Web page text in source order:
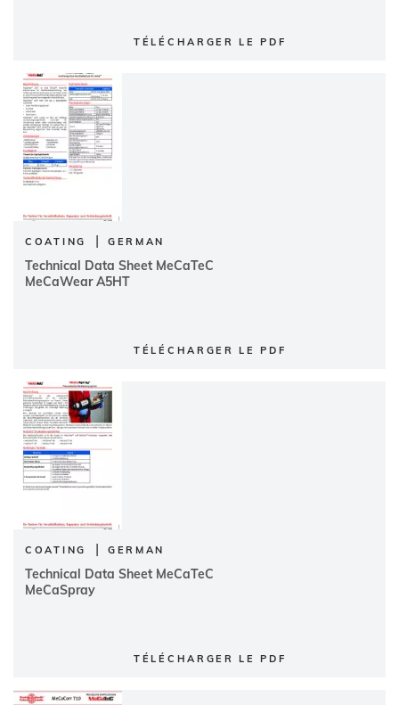
TÉLÉCHARGER LE PDF
COATING | GERMAN
Technical Data Sheet MeCaTeC
MeCaWear A5HT
TÉLÉCHARGER LE PDF
COATING | GERMAN
Technical Data Sheet MeCaTeC
MeCaSpray
TÉLÉCHARGER LE PDF